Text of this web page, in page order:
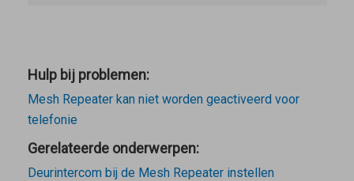
Hulp bij problemen:
Mesh Repeater kan niet worden geactiveerd voor
telefonie
Gerelateerde onderwerpen:
Deurintercom bij de Mesh Repeater instellen